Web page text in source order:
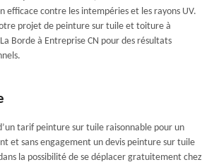
efficace contre les intempéries et les rayons UV.
projet de peinture sur tuile et toiture à
Borde à Entreprise CN pour des résultats
tarif peinture sur tuile raisonnable pour un
et sans engagement un devis peinture sur tuile
la possibilité de se déplacer gratuitement chez